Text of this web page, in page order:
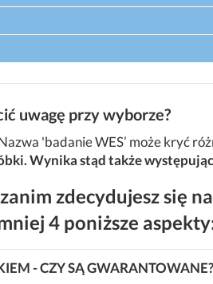
uwagę przy wyborze?
'badanie WES’ może kryć
Wynika stąd także
zdecydujesz się
4 poniższe
- CZY SĄ GWARANTOWANE?